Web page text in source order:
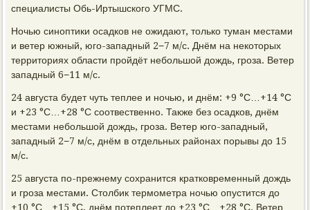
специалисты Обь-Иртышского УГМС.
Ночью синоптики осадков не ожидают, только туман местами
и ветер южный, юго-западный 2−7 м/с. Днём на некоторых
территориях области пройдёт небольшой дождь, гроза. Ветер
западный 6−11 м/с.
24 августа будет чуть теплее и ночью, и днём: +9 °С…+14 °С
и +23 °С…+28 °С соотвественно. Также без осадков, днём
местами небольшой дождь, гроза. Ветер юго-западный,
западный 2−7 м/с, днём в отдельных районах порывы до 15
м/с.
25 августа по-прежнему сохранится кратковременный дождь
и гроза местами. Столбик термометра ночью опустится до
+10 °С…+15 °С, днём потеплеет до +23 °С…+28 °С. Ветер